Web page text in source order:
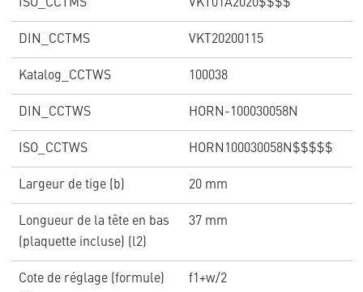
ISO_CCTMS VKT01A2020$$$$
DIN_CCTMS VKT20200115
Katalog_CCTWS 100038
DIN_CCTWS HORN-100030058N
ISO_CCTWS HORN100030058N$$$$$
Largeur de tige (b) 20 mm
Longueur de la tête en bas
(plaquette incluse) (l2)
37 mm
Cote de réglage (formule)
f1+w/2